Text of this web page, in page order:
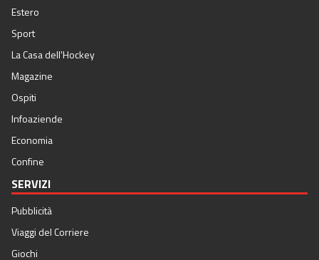
Estero
Sport
La Casa dell'Hockey
Magazine
Ospiti
Infoaziende
Economia
Confine
SERVIZI
Pubblicità
Viaggi del Corriere
Giochi